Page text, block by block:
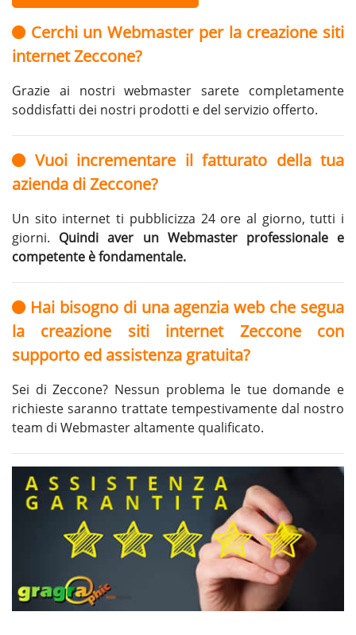
Cerchi un Webmaster per la creazione siti
internet Zeccone?
Grazie ai nostri webmaster sarete completamente
soddisfatti dei nostri prodotti e del servizio offerto.
Vuoi incrementare il fatturato della tua
azienda di Zeccone?
Un sito internet ti pubblicizza 24 ore al giorno, tutti i
giorni. Quindi aver un Webmaster professionale e
competente è fondamentale.
Hai bisogno di una agenzia web che segua
la creazione siti internet Zeccone con
supporto ed assistenza gratuita?
Sei di Zeccone? Nessun problema le tue domande e
richieste saranno trattate tempestivamente dal nostro
team di Webmaster altamente qualificato.